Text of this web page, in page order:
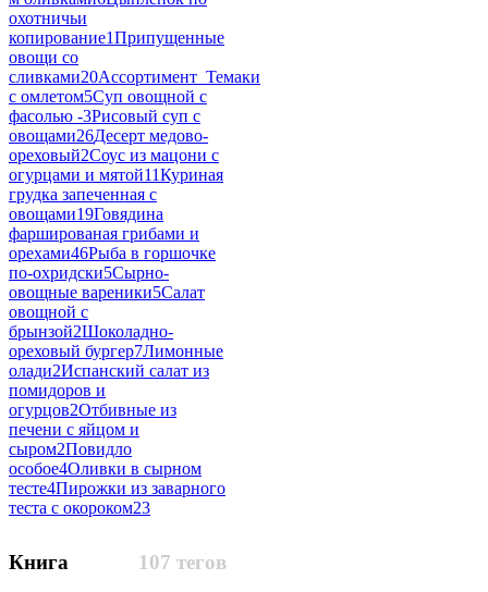
охотничьи
копирование1Припущенные
овощи со
сливками20Ассортимент_Темаки
с омлетом5Суп овощной с
фасолью -3Рисовый суп с
овощами26Десерт медово-
ореховый2Соус из мацони с
огурцами и мятой11Куриная
грудка запеченная с
овощами19Говядина
фаршированая грибами и
орехами46Рыба в горшочке
по-охридски5Сырно-
овощные вареники5Салат
овощной с
брынзой2Шоколадно-
ореховый бургер7Лимонные
олади2Испанский салат из
помидоров и
огурцов2Отбивные из
печени с яйцом и
сыром2Повидло
особое4Оливки в сырном
тесте4Пирожки из заварного
теста с окороком23
107 тегов
Книга